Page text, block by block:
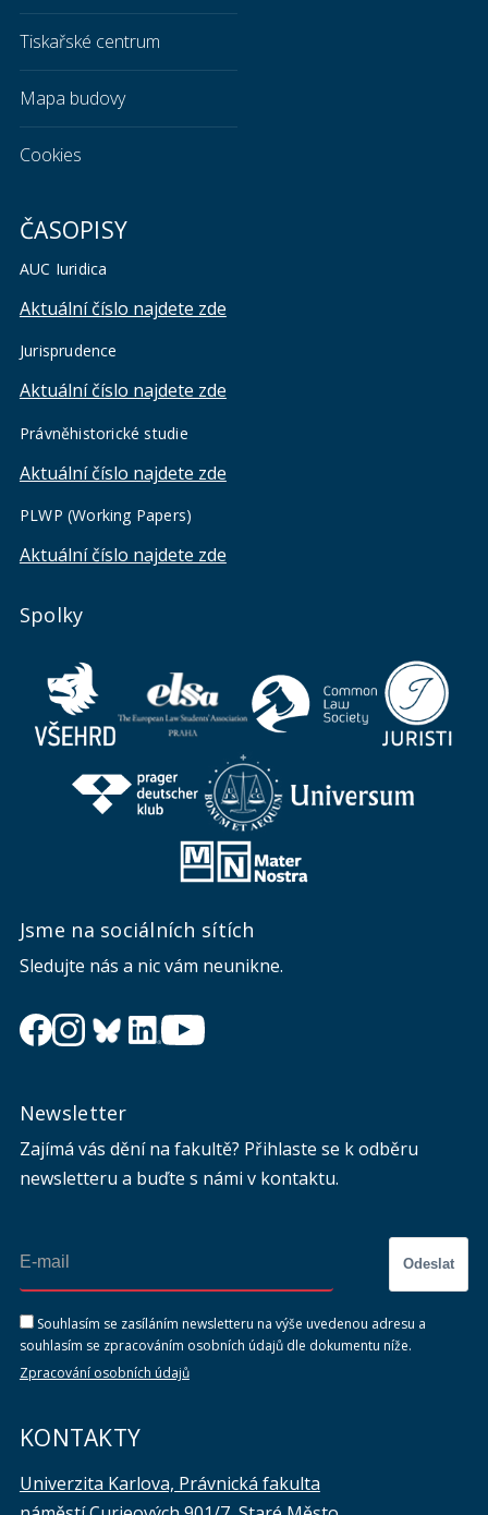
Tiskařské centrum
Mapa budovy
Cookies
ČASOPISY
AUC Iuridica
Aktuální číslo najdete zde
Jurisprudence
Aktuální číslo najdete zde
Právněhistorické studie
Aktuální číslo najdete zde
PLWP (Working Papers)
Aktuální číslo najdete zde
Spolky
Jsme na sociálních sítích
Sledujte nás a nic vám neunikne.
Newsletter
Zajímá vás dění na fakultě? Přihlaste se k odběru
newsletteru a buďte s námi v kontaktu.
Odeslat
Souhlasím se zasíláním newsletteru na výše uvedenou adresu a
souhlasím se zpracováním osobních údajů dle dokumentu níže.
Zpracování osobních údajů
KONTAKTY
Univerzita Karlova, Právnická fakulta